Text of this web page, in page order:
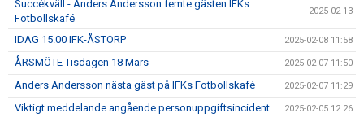
Succékväll - Anders Andersson femte gästen IFKs
Fotbollskafé
2025-02-13
IDAG 15.00 IFK-ÅSTORP 2025-02-08 11:58
ÅRSMÖTE Tisdagen 18 Mars 2025-02-07 11:50
Anders Andersson nästa gäst på IFKs Fotbollskafé 2025-02-07 11:29
Viktigt meddelande angående personuppgiftsincident 2025-02-05 12:26